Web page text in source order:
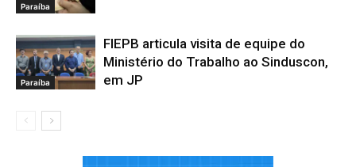
Paraíba
Paraíba
FIEPB articula visita de equipe do
Ministério do Trabalho ao Sinduscon,
em JP